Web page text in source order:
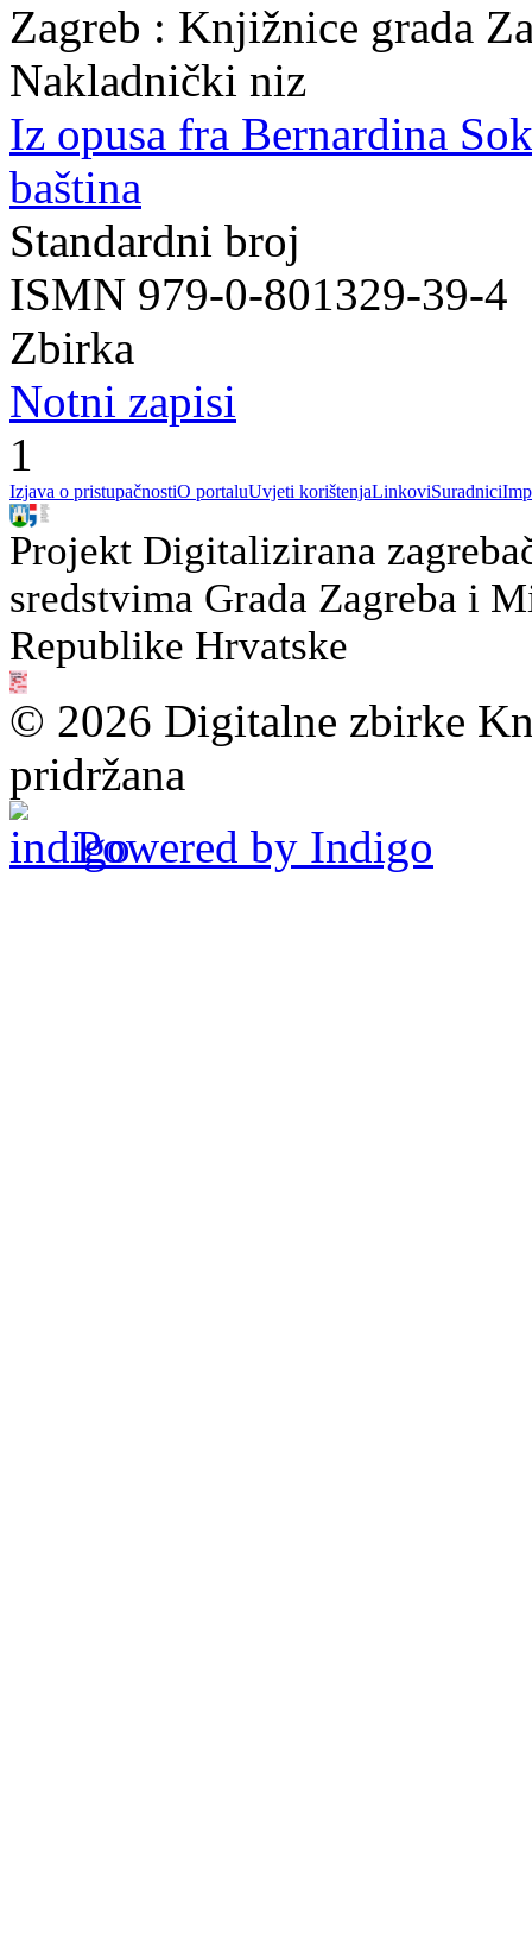
Zagreb : Knjižnice grada
Nakladnički niz
Iz opusa fra Bernardina
baština
Standardni broj
ISMN 979-0-801329-39-4
Zbirka
Notni zapisi
1
Izjava o pristupačnostiO portaluUvjeti korištenjaLinkoviSuradnici
Projekt Digitalizirana
sredstvima Grada Zagreba i
Republike Hrvatske
© 2026 Digitalne zbirke
pridržana
Powered by Indigo